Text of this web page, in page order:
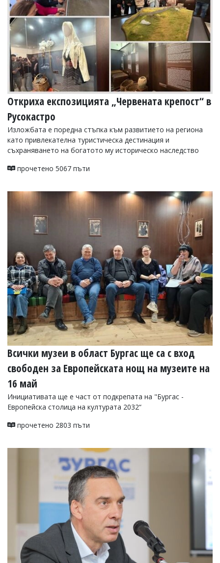
Откриха експозицията „Червената крепост“ в
Русокастро
Изложбата е поредна стъпка към развитието на региона
като привлекателна туристическа дестинация и
съхраняването на богатото му историческо наследство
прочетено 5067 пъти
Всички музеи в област Бургас ще са с вход
свободен за Европейската нощ на музеите на
16 май
Инициативата ще е част от подкрепата на "Бургас -
Европейска столица на културата 2032“
прочетено 2803 пъти